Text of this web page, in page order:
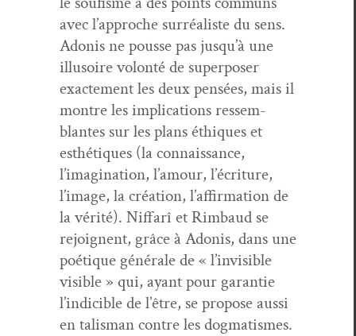
avec l’approche sur­réal­iste du sens.
Ado­nis ne pousse pas jusqu’à une
illu­soire volon­té de super­pos­er
exacte­ment les deux pen­sées, mais il
mon­tre les impli­ca­tions ressem­
blantes sur les plans éthiques et
esthé­tiques (la con­nais­sance,
l’imagination, l’amour, l’écriture,
l’image, la créa­tion, l’affirmation de
la vérité). Nif­farî et Rim­baud se
rejoignent, grâce à Ado­nis, dans une
poé­tique générale de « l’invisible
vis­i­ble » qui, ayant pour garantie
l’indicible de l’être, se pro­pose aus­si
en tal­is­man con­tre les dogmatismes.